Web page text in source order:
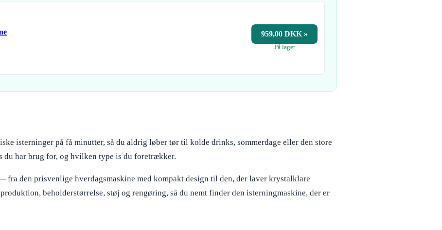
959,00 DKK »
På lager
isterninger på få minutter, så du aldrig løber tør til kolde drinks, sommerdage eller den store
har brug for, og hvilken type is du foretrækker.
den prisvenlige hverdagsmaskine med kompakt design til den, der laver krystalklare
beholderstørrelse, støj og rengøring, så du nemt finder den isterningmaskine, der er